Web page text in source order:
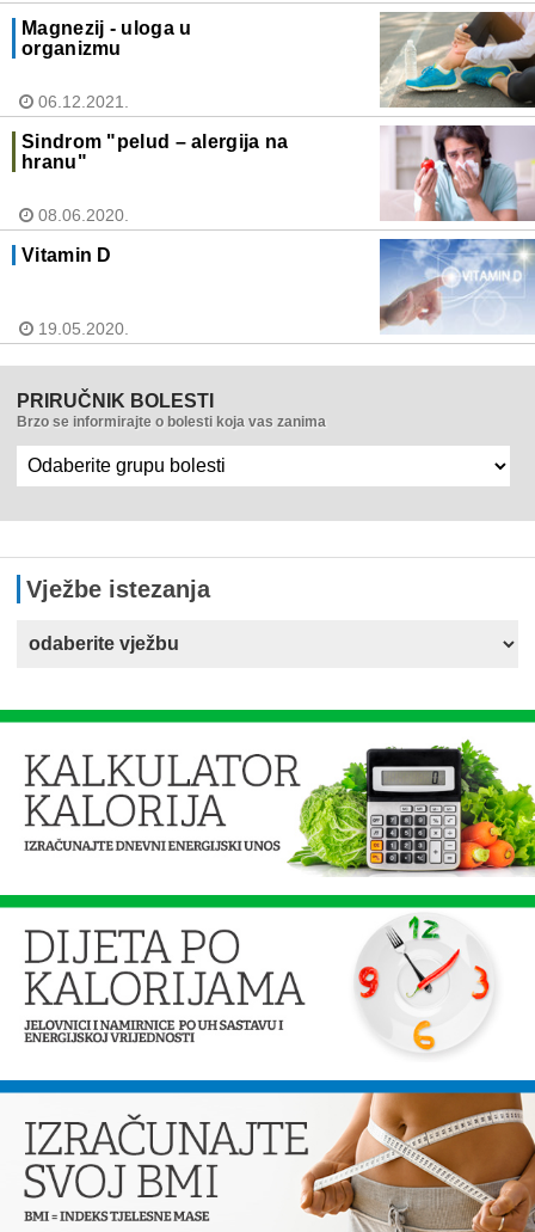
Magnezij - uloga u
organizmu
06.12.2021.
Sindrom "pelud – alergija na
hranu"
08.06.2020.
Vitamin D
19.05.2020.
PRIRUČNIK BOLESTI
Brzo se informirajte o bolesti koja vas zanima
Vježbe istezanja